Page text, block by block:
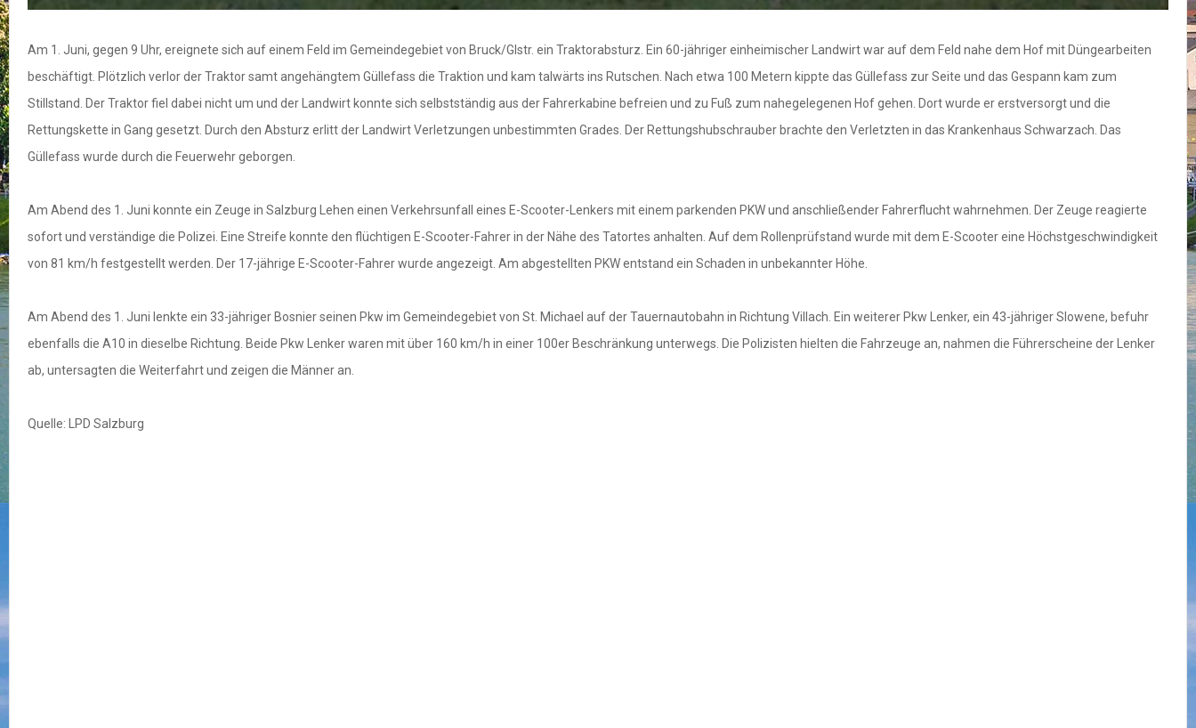
Am 1. Juni, gegen 9 Uhr, ereignete sich auf einem Feld im Gemeindegebiet von Bruck/Glstr. ein Traktorabsturz. Ein 60-jähriger einheimischer Landwirt war auf dem Feld nahe dem Hof mit Düngearbeiten
beschäftigt. Plötzlich verlor der Traktor samt angehängtem Güllefass die Traktion und kam talwärts ins Rutschen. Nach etwa 100 Metern kippte das Güllefass zur Seite und das Gespann kam zum
Stillstand. Der Traktor fiel dabei nicht um und der Landwirt konnte sich selbstständig aus der Fahrerkabine befreien und zu Fuß zum nahegelegenen Hof gehen. Dort wurde er erstversorgt und die
Rettungskette in Gang gesetzt. Durch den Absturz erlitt der Landwirt Verletzungen unbestimmten Grades. Der Rettungshubschrauber brachte den Verletzten in das Krankenhaus Schwarzach. Das
Güllefass wurde durch die Feuerwehr geborgen.
Am Abend des 1. Juni konnte ein Zeuge in Salzburg Lehen einen Verkehrsunfall eines E-Scooter-Lenkers mit einem parkenden PKW und anschließender Fahrerflucht wahrnehmen. Der Zeuge reagierte
sofort und verständige die Polizei. Eine Streife konnte den flüchtigen E-Scooter-Fahrer in der Nähe des Tatortes anhalten. Auf dem Rollenprüfstand wurde mit dem E-Scooter eine Höchstgeschwindigkeit
von 81 km/h festgestellt werden. Der 17-jährige E-Scooter-Fahrer wurde angezeigt. Am abgestellten PKW entstand ein Schaden in unbekannter Höhe.
Am Abend des 1. Juni lenkte ein 33-jähriger Bosnier seinen Pkw im Gemeindegebiet von St. Michael auf der Tauernautobahn in Richtung Villach. Ein weiterer Pkw Lenker, ein 43-jähriger Slowene, befuhr
ebenfalls die A10 in dieselbe Richtung. Beide Pkw Lenker waren mit über 160 km/h in einer 100er Beschränkung unterwegs. Die Polizisten hielten die Fahrzeuge an, nahmen die Führerscheine der Lenker
ab, untersagten die Weiterfahrt und zeigen die Männer an.
Quelle: LPD Salzburg